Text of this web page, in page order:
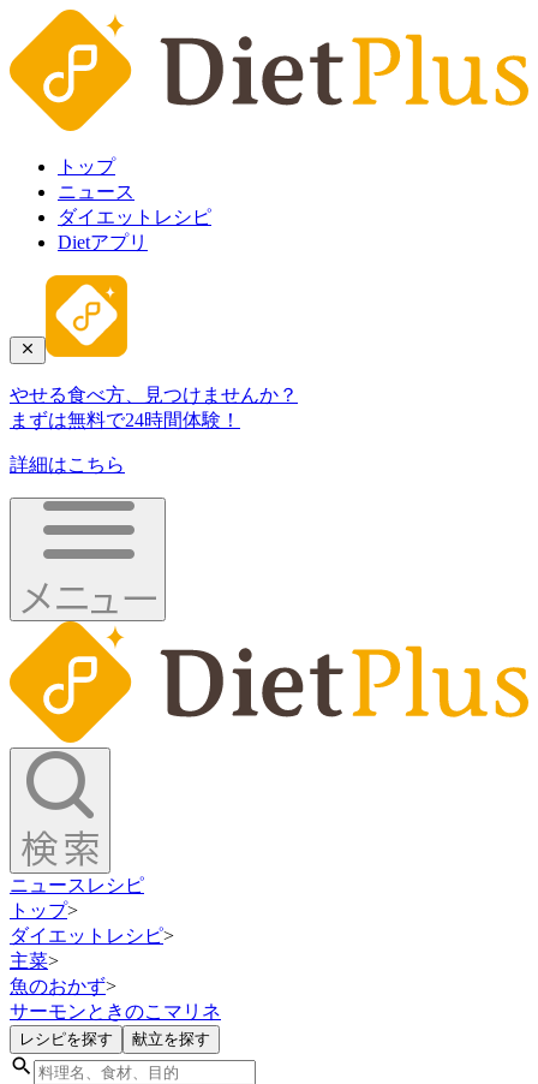
トップ
ニュース
ダイエットレシピ
Dietアプリ
やせる食べ方、見つけませんか？
まずは無料で24時間体験！
詳細はこちら
ニュース レシピ
トップ>
ダイエットレシピ>
主菜>
魚のおかず>
サーモンときのこマリネ
レシピを探す 献立を探す